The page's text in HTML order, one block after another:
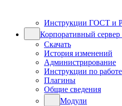
Инструкции ГОСТ и
Корпоративный сервер
Скачать
История изменений
Администрирование
Инструкции по
Плагины
Общие сведения
Модули